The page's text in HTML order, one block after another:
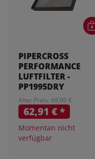
PIPERCROSS
PERFORMANCE
LUFTFILTER -
PP1995DRY
Alter Preis: 69,90 €
62,91 €*
Momentan nicht
verfügbar